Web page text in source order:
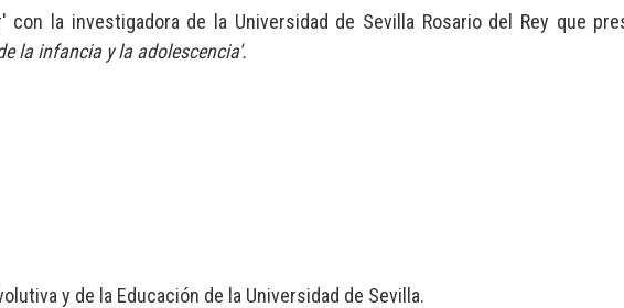
la investigadora de la Universidad de Sevilla Rosario del Rey que
la infancia y la adolescencia'.
y de la Educación de la Universidad de Sevilla.